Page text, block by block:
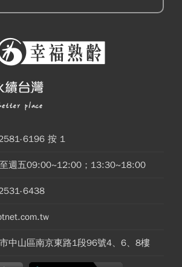
6196 按 1
週五09:00~12:00；13:30~18:00
6438
中山區南京東路1段96號4、6、8樓